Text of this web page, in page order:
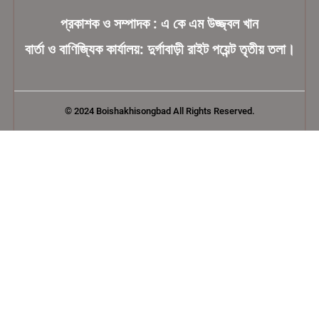
প্রকাশক ও সম্পাদক : এ কে এম উজ্জ্বল খান
বার্তা ও বাণিজ্যিক কার্যালয়: দুর্গাবাড়ী রাইট পয়েন্ট তৃতীয় তলা।
© 2024 Boishakhisongbad All Rights Reserved.